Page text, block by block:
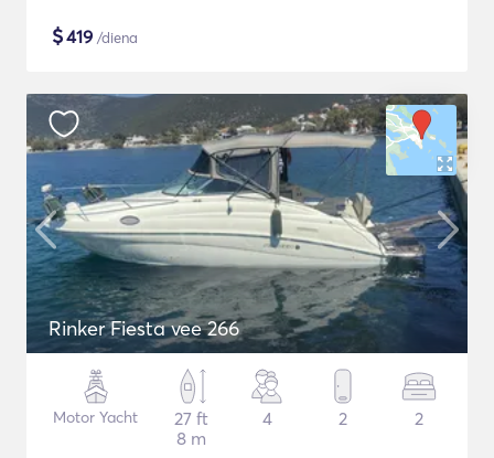
$419 /diena
Rinker Fiesta vee 266
Motor Yacht
27 ft
8 m
4 2 2